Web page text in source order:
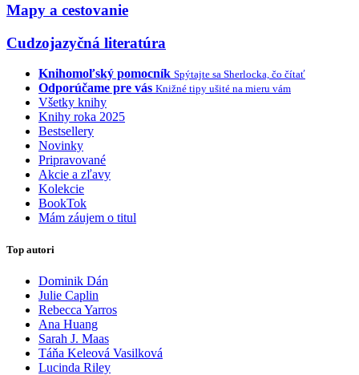
Mapy a cestovanie
Cudzojazyčná literatúra
Knihomoľský pomocník Spýtajte sa Sherlocka, čo čítať
Odporúčame pre vás Knižné tipy ušité na mieru vám
Všetky knihy
Knihy roka 2025
Bestsellery
Novinky
Pripravované
Akcie a zľavy
Kolekcie
BookTok
Mám záujem o titul
Top autori
Dominik Dán
Julie Caplin
Rebecca Yarros
Ana Huang
Sarah J. Maas
Táňa Keleová Vasilková
Lucinda Riley